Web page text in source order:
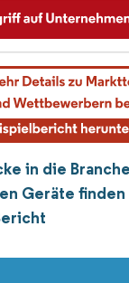
in die
Geräte finden